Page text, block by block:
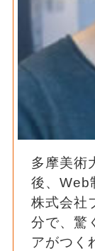
多摩美術
後、Web
株式会社
分で、驚
アがつく